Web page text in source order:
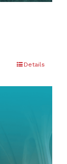
Details